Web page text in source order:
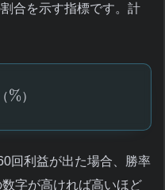
合を示す指標です。計
（%）
回利益が出た場合、勝率
字が高ければ高いほど